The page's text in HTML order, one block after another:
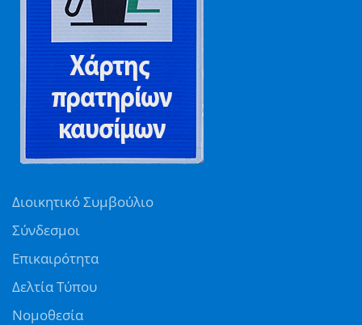
Διοικητικό Συμβούλιο
Σύνδεσμοι
Επικαιρότητα
Δελτία Τύπου
Νομοθεσία